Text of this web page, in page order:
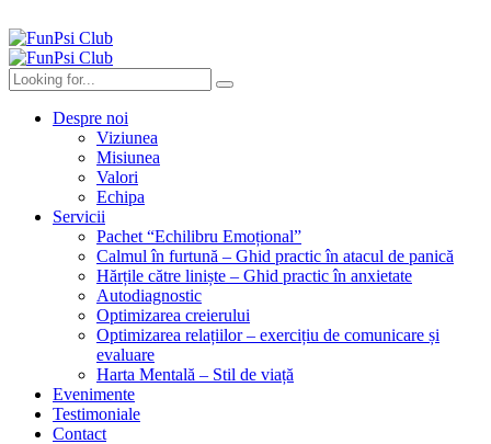
Despre noi
Viziunea
Misiunea
Valori
Echipa
Servicii
Pachet “Echilibru Emoțional”
Calmul în furtună – Ghid practic în atacul de panică
Hărțile către liniște – Ghid practic în anxietate
Autodiagnostic
Optimizarea creierului
Optimizarea relațiilor – exercițiu de comunicare și
evaluare
Harta Mentală – Stil de viață
Evenimente
Testimoniale
Contact